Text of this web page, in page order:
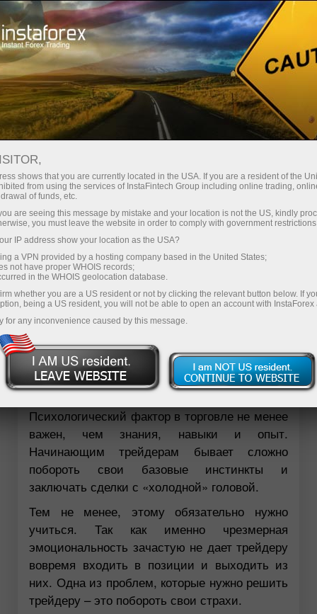
Начинающим База знаний Фомо трейдинг
09.09.2023 21:23
Фомо трейдинг
Психологический фактор в торговле не менее
важен, чем знания, навыки и опыт.
Начинающим трейдерам бывает сложно
побороть свои базовые инстинкты и
заключать сделки с «холодной» головой.
Тем не менее, этому обязательно нужно
учиться. Так как именно чрезмерная
эмоциональность зачастую не дает трейдеру
вовремя входить в позиции и выходить из
них. Одна из проблем, которые нужно решить
трейдеру – это побороть свои страхи.
shows that you are currently located in the USA. If you are a resident of the
from using the services of InstaFintech Group including online trading,
of funds, etc.
are seeing this message by mistake and your location is not the US, kindly
you must leave the website in order to comply with government
IP address show your location as the USA?
a VPN provided by a hosting company based in the United States;
not have proper WHOIS records;
in the WHOIS geolocation database.
whether you are a US resident or not by clicking the relevant button below. If
being a US resident, you will not be able to open an account with InstaForex
for any inconvenience caused by this message.